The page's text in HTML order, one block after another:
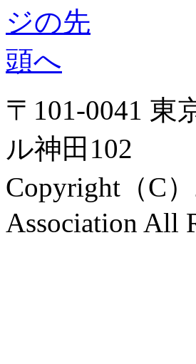
〒101-0041 東
ル神田102
Copyright（C）
Association All